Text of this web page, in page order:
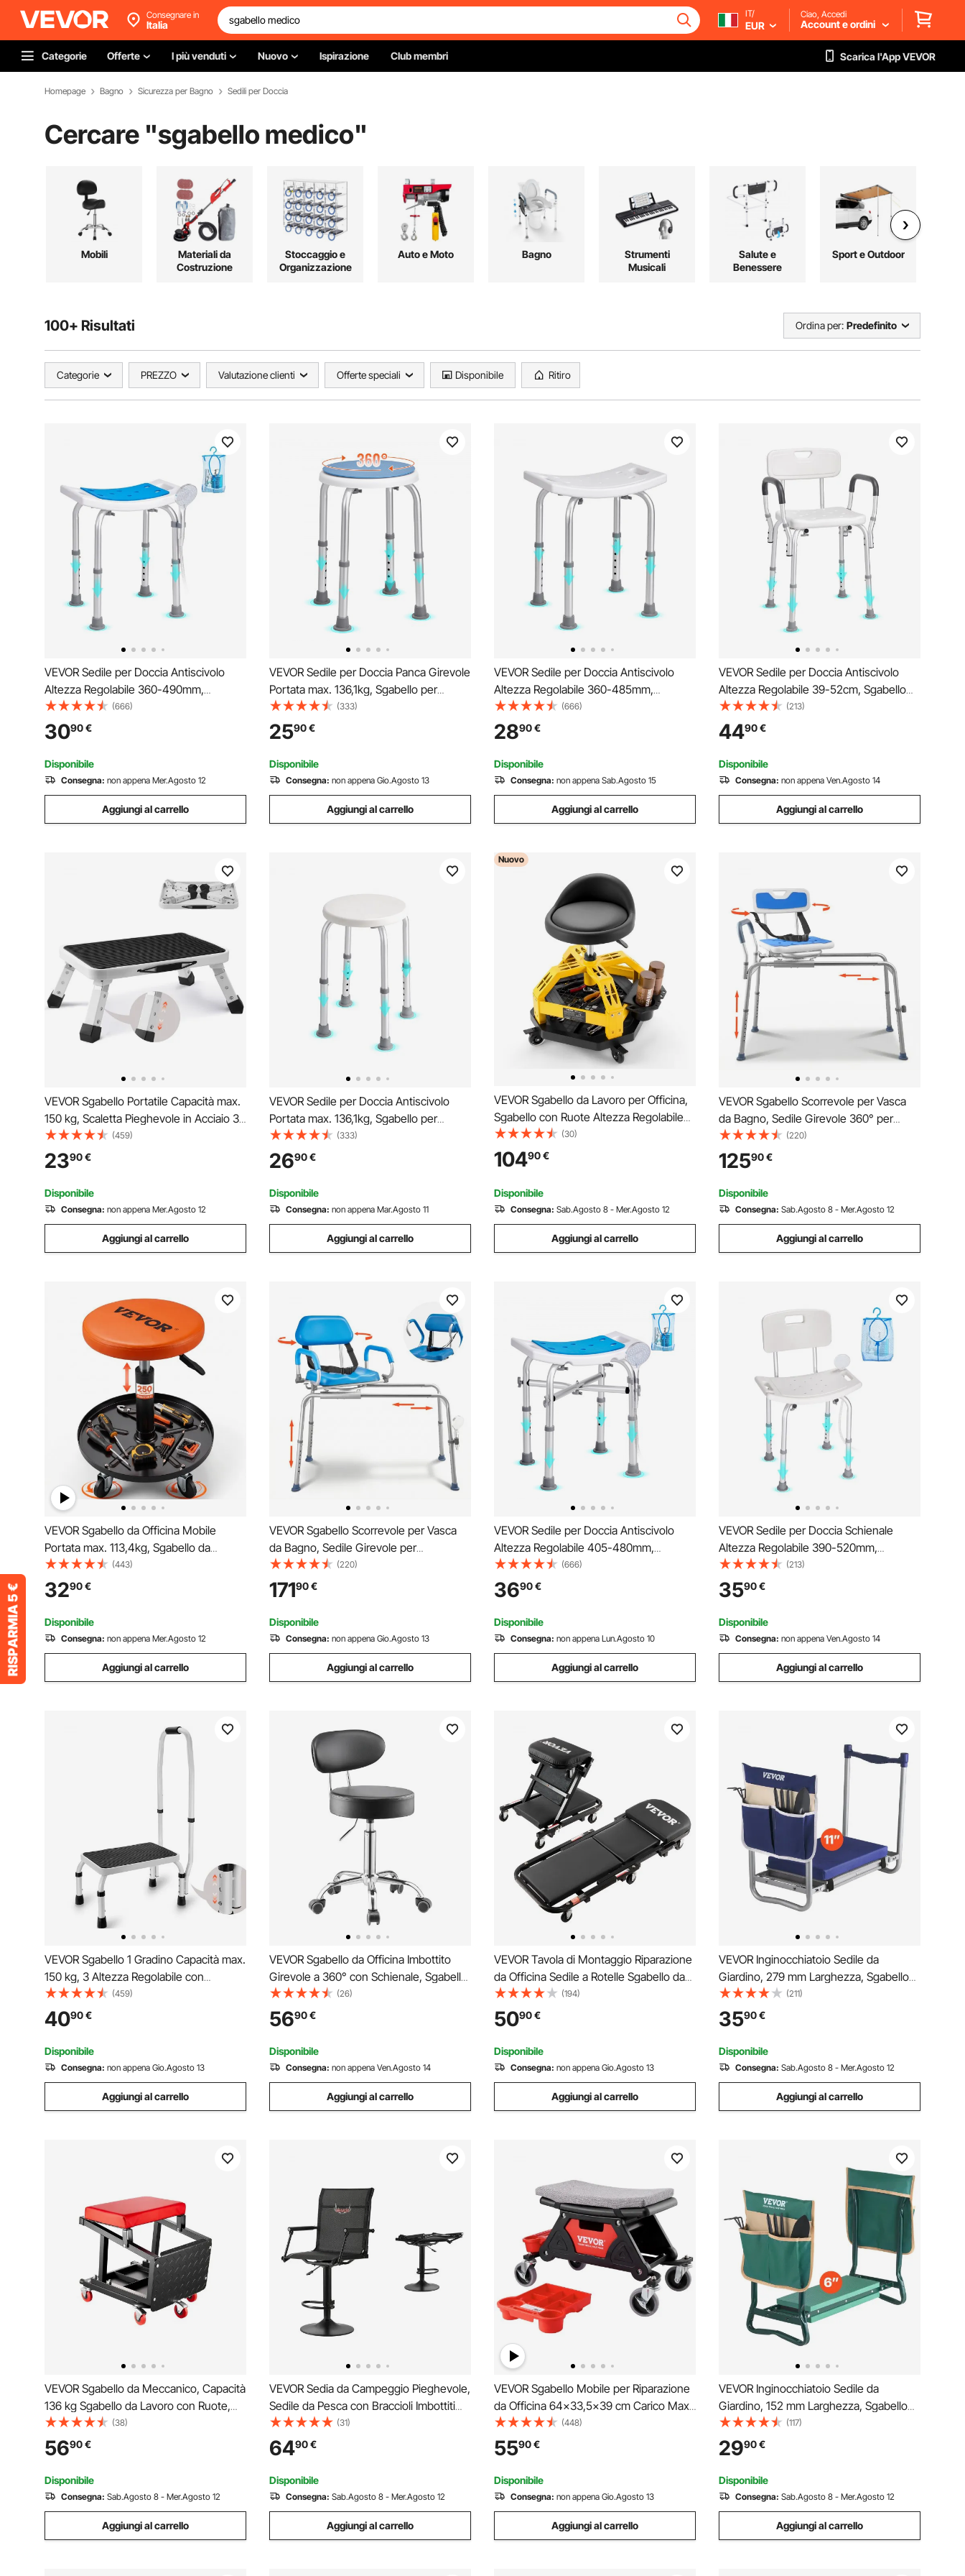
Consegnare in
Italia
IT/
EUR
Ciao, Accedi
Account e ordini
Categorie Offerte I più venduti Nuovo Ispirazione Club membri Scarica l'App VEVOR
Homepage Bagno Sicurezza per Bagno Sedili per Doccia
Cercare "sgabello medico"
Mobili
Materiali da
Costruzione
Stoccaggio e
Organizzazione
Auto e Moto Bagno
Strumenti
Musicali
Salute e
Benessere
Sport e Outdoor
100+ Risultati Ordina per: Predefinito
Categorie PREZZO Valutazione clienti Offerte speciali Disponibile Ritiro
VEVOR Sedile per Doccia Antiscivolo
Altezza Regolabile 360-490mm,
Sgabello per Doccia Carico max.
158,8kg, Sedia per Doccia in Alluminio
PE, Sgabello da Bagno Doccia
Antiscivolo Portata 158,8kg Bianco
(666)
3090€
Disponibile
Consegna: non appena Mer.Agosto 12
Aggiungi al carrello
VEVOR Sedile per Doccia Panca Girevole
Portata max. 136,1kg, Sgabello per
Doccia Altezza Regolabile 360-485mm,
Sedia da Bagno Doccia in Alluminio PE
Sgabello Girevole 360° Bagno Piedini
Antiscivoli
(333)
2590€
Disponibile
Consegna: non appena Gio.Agosto 13
Aggiungi al carrello
VEVOR Sedile per Doccia Antiscivolo
Altezza Regolabile 360-485mm,
Sgabello per Doccia Carico max.
158,8kg, Sedia per Doccia in Alluminio
PE, Sgabello da Bagno Doccia
Antiscivolo Portata 158,8kg Bianco
(666)
2890€
Disponibile
Consegna: non appena Sab.Agosto 15
Aggiungi al carrello
VEVOR Sedile per Doccia Antiscivolo
Altezza Regolabile 39-52cm, Sgabello
per Doccia Carico max. 158,8kg, Sedia
per Doccia in Alluminio PE, Sgabello
Schienale Bagno Doccia Antiscivolo
Portata 158,8kg
(213)
4490€
Disponibile
Consegna: non appena Ven.Agosto 14
Aggiungi al carrello
VEVOR Sgabello Portatile Capacità max.
150 kg, Scaletta Pieghevole in Acciaio 3
Altezza Regolabile, Sgabello Portatile per
Bambini Adulti, Gradino Antiscivolo per
Ufficio Cucina Bagni Camere da Letto
(459)
2390€
Disponibile
Consegna: non appena Mer.Agosto 12
Aggiungi al carrello
VEVOR Sedile per Doccia Antiscivolo
Portata max. 136,1kg, Sgabello per
Doccia Altezza Regolabile 355-480mm,
Sedia da Bagno Doccia in Alluminio PE
Sgabello Ausilio per Doccia Bagno
Piedini Antiscivoli
(333)
2690€
Disponibile
Consegna: non appena Mar.Agosto 11
Aggiungi al carrello
Nuovo
VEVOR Sgabello da Lavoro per Officina,
Sgabello con Ruote Altezza Regolabile
62-77 cm Girevole, Vassoio Porta
Attrezzi Sedile con Schienale, Sedia da
Lavoro Meccanico Porta Utensili con
Ruote, Giallo
(30)
10490€
Disponibile
Consegna: Sab.Agosto 8 - Mer.Agosto 12
Aggiungi al carrello
VEVOR Sgabello Scorrevole per Vasca
da Bagno, Sedile Girevole 360° per
Trasferimento in Vasca Carico max. 180
kg, Sedia da Bagno Altezza Regolabile
con Braccioli Schienale 1035 x 540 x
1020 mm
(220)
12590€
Disponibile
Consegna: Sab.Agosto 8 - Mer.Agosto 12
Aggiungi al carrello
VEVOR Sgabello da Officina Mobile
Portata max. 113,4kg, Sgabello da
Meccanico con Rotelle Altezza
Regolabile da Officina con Vassoio Porta
Attrezzi, Sedia per Riparazione Auto
Moto da Garage Officina
(443)
3290€
Disponibile
Consegna: non appena Mer.Agosto 12
Aggiungi al carrello
VEVOR Sgabello Scorrevole per Vasca
da Bagno, Sedile Girevole per
Trasferimento in Vasca Carico max. 150
kg, Sedia da Bagno Altezza Regolabile
con Braccioli Schienale Ribaltabile per
Anziani
(220)
17190€
Disponibile
Consegna: non appena Gio.Agosto 13
Aggiungi al carrello
VEVOR Sedile per Doccia Antiscivolo
Altezza Regolabile 405-480mm,
Sgabello per Doccia Carico max.
226,8kg, Sedia per Doccia in Alluminio
PE, Sgabello da Bagno Doccia
Antiscivolo Portata 226,8kg Bianco
(666)
3690€
Disponibile
Consegna: non appena Lun.Agosto 10
Aggiungi al carrello
VEVOR Sedile per Doccia Schienale
Altezza Regolabile 390-520mm,
Sgabello per Doccia Carico max.
158,8kg, Sedia per Doccia in Alluminio
PE, Sgabello da Bagno Doccia
Antiscivolo Portata 158,8kg Bianco
(213)
3590€
Disponibile
Consegna: non appena Ven.Agosto 14
Aggiungi al carrello
VEVOR Sgabello 1 Gradino Capacità max.
150 kg, 3 Altezza Regolabile con
Maniglia Scaletta in Acciaio, Sgabello
Portatile per Bambini per Adulti, Scalette
Robuste Antiscivolo per Ufficio, Cucina,
Bagno
(459)
4090€
Disponibile
Consegna: non appena Gio.Agosto 13
Aggiungi al carrello
VEVOR Sgabello da Officina Imbottito
Girevole a 360° con Schienale, Sgabello
da Lavoro con Ruote, Carico 136 kg
Sedile con Rotelle Regolabile, per
Garage, Officina e Riparazione Auto,
Nero
(26)
5690€
Disponibile
Consegna: non appena Ven.Agosto 14
Aggiungi al carrello
VEVOR Tavola di Montaggio Riparazione
da Officina Sedile a Rotelle Sgabello da
Officina Pieghevole Lunghezza 1016
mm, Sedia a Rotelle da Meccanico
Pieghevole Scorrevole con Ruote per
Garage
(194)
5090€
Disponibile
Consegna: non appena Gio.Agosto 13
Aggiungi al carrello
VEVOR Inginocchiatoio Sedile da
Giardino, 279 mm Larghezza, Sgabello
Robusto Giardino Pieghevole, Allevia
Dolore al Ginocchio alla Schiena, Panca
Giardino Portatile con 1 Borsa per
Attrezzi
(211)
3590€
Disponibile
Consegna: Sab.Agosto 8 - Mer.Agosto 12
Aggiungi al carrello
VEVOR Sgabello da Meccanico, Capacità
136 kg Sgabello da Lavoro con Ruote,
Sgabello da Officina Girevole a 360° con
Vassoio Portautensili, Sedile di
Riparazione, per Officina e Riparazione
Auto, Nero
(38)
5690€
Disponibile
Consegna: Sab.Agosto 8 - Mer.Agosto 12
Aggiungi al carrello
VEVOR Sedia da Campeggio Pieghevole,
Sedile da Pesca con Braccioli Imbottiti
Altezza Regolabile, Sedia da Giardino
Capacità di Carico 136 kg, Rotazione
360°, Sgabello per Picnic, Pesca
all'Aperto
(31)
6490€
Disponibile
Consegna: Sab.Agosto 8 - Mer.Agosto 12
Aggiungi al carrello
VEVOR Sgabello Mobile per Riparazione
da Officina 64×33,5×39 cm Carico Max.
136 kg, Sgabello per Meccanico su
Rotelle Bloccabile 450 × 250 mm con
Vassoi Portautensili per Manutenzione
Auto da Garage
(448)
5590€
Disponibile
Consegna: non appena Gio.Agosto 13
Aggiungi al carrello
VEVOR Inginocchiatoio Sedile da
Giardino, 152 mm Larghezza, Sgabello
Robusto Giardino Pieghevole con 2
Borse per Attrezzi, Allevia Dolore al
Ginocchio alla Schiena, Panca Giardino
Portatile
(117)
2990€
Disponibile
Consegna: Sab.Agosto 8 - Mer.Agosto 12
Aggiungi al carrello